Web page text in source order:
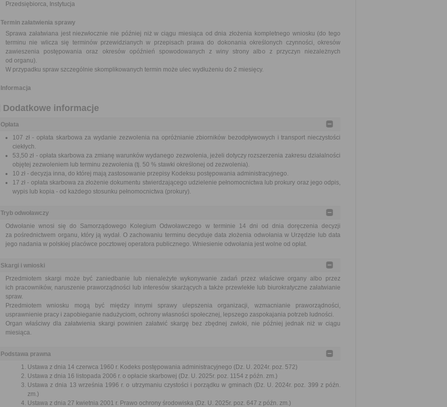
Przedsiębiorca, Instytucja
Termin załatwienia sprawy
Sprawa załatwiana jest niezwłocznie nie później niż w ciągu miesiąca od dnia złożenia kompletnego wniosku (do tego
terminu nie wlicza się terminów przewidzianych w przepisach prawa do dokonania określonych czynności, okresów
zawieszenia postępowania oraz okresów opóźnień spowodowanych z winy strony albo z przyczyn niezależnych
od organu).
W przypadku spraw szczególnie skomplikowanych termin może ulec wydłużeniu do 2 miesięcy.
Informacja
Dodatkowe informacje
Opłata
107 zł - opłata skarbowa za wydanie zezwolenia na opróżnianie zbiorników bezodpływowych i transport nieczystości
ciekłych.
53,50 zł - opłata skarbowa za zmianę warunków wydanego zezwolenia, jeżeli dotyczy rozszerzenia zakresu działalności
objętej zezwoleniem lub terminu zezwolenia (tj. 50 % stawki określonej od zezwolenia).
10 zł - decyzja inna, do której mają zastosowanie przepisy Kodeksu postępowania administracyjnego.
17 zł - opłata skarbowa za złożenie dokumentu stwierdzającego udzielenie pełnomocnictwa lub prokury oraz jego odpis,
wypis lub kopia - od każdego stosunku pełnomocnictwa (prokury).
Tryb odwoławczy
Odwołanie wnosi się do Samorządowego Kolegium Odwoławczego w terminie 14 dni od dnia doręczenia decyzji
za pośrednictwem organu, który ją wydał. O zachowaniu terminu decyduje data złożenia odwołania w Urzędzie lub data
jego nadania w polskiej placówce pocztowej operatora publicznego. Wniesienie odwołania jest wolne od opłat.
Skargi i wnioski
Przedmiotem skargi może być zaniedbanie lub nienależyte wykonywanie zadań przez właściwe organy albo przez
ich pracowników, naruszenie praworządności lub interesów skarżących a także przewlekłe lub biurokratyczne załatwianie
spraw.
Przedmiotem wniosku mogą być między innymi sprawy ulepszenia organizacji, wzmacnianie praworządności,
usprawnienie pracy i zapobieganie nadużyciom, ochrony własności społecznej, lepszego zaspokajania potrzeb ludności.
Organ właściwy dla załatwienia skargi powinien załatwić skargę bez zbędnej zwłoki, nie później jednak niż w ciągu
miesiąca.
Podstawa prawna
Ustawa z dnia 14 czerwca 1960 r. Kodeks postępowania administracyjnego (Dz. U. 2024r. poz. 572)
Ustawa z dnia 16 listopada 2006 r. o opłacie skarbowej (Dz. U. 2025r. poz. 1154 z późn. zm.)
Ustawa z dnia 13 września 1996 r. o utrzymaniu czystości i porządku w gminach (Dz. U. 2024r. poz. 399 z późn.
zm.)
Ustawa z dnia 27 kwietnia 2001 r. Prawo ochrony środowiska (Dz. U. 2025r. poz. 647 z późn. zm.)